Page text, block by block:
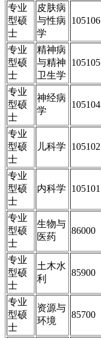
专业
型硕
士
皮肤病
与性病
学
105106
专业
型硕
士
精神病
与精神
卫生学
105105
专业
型硕
士
神经病
学
105104
专业
型硕
士
儿科学 105102
专业
型硕
士
内科学 105101
专业
型硕
士
生物与
医药
86000
专业
型硕
士
土木水
利
85900
专业
型硕
士
资源与
环境
85700